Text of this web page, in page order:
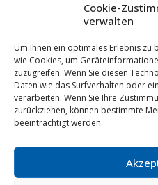
Cookie-
verwalten
Um Ihnen ein optimales Erlebnis zu
wie Cookies, um
zuzugreifen. Wenn Sie diesen
Daten wie das Surfverhalten oder
verarbeiten. Wenn Sie Ihre
zurückziehen, können bestimmte
beeinträchtigt werden.
Julia Kierdorf verpasst in
Podium
Mehr erfahren
© RSV Staubwolke
Cookie Richtlinie|Impressum